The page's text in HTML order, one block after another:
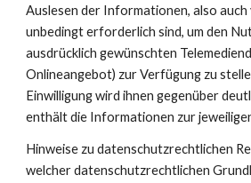
Auslesen der Informationen, also auch
unbedingt erforderlich sind, um den
ausdrücklich gewünschten
Onlineangebot) zur Verfügung zu
Einwilligung wird ihnen gegenüber
enthält die Informationen zur
Hinweise zu datenschutzrechtlichen
welcher datenschutzrechtlichen